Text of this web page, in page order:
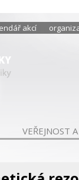
akcí
VEŘEJNOST